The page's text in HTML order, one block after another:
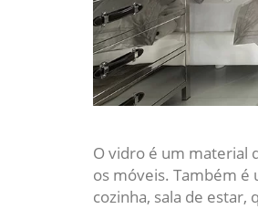
O vidro é um material
os móveis. Também é
cozinha, sala de